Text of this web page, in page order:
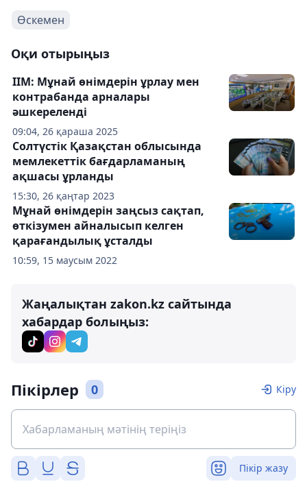
Өскемен
Оқи отырыңыз
09:04, 26 қараша 2025
ІІМ: Мұнай өнімдерін ұрлау мен
контрабанда арналары
әшкереленді
15:30, 26 қаңтар 2023
Солтүстік Қазақстан облысында
мемлекеттік бағдарламаның
ақшасы ұрланды
10:59, 15 маусым 2022
Мұнай өнімдерін заңсыз сақтап,
өткізумен айналысып келген
қарағандылық ұсталды
Жаңалықтан zakon.kz сайтында
хабардар болыңыз:
Пікірлер 0 Кіру
Пікір жазу